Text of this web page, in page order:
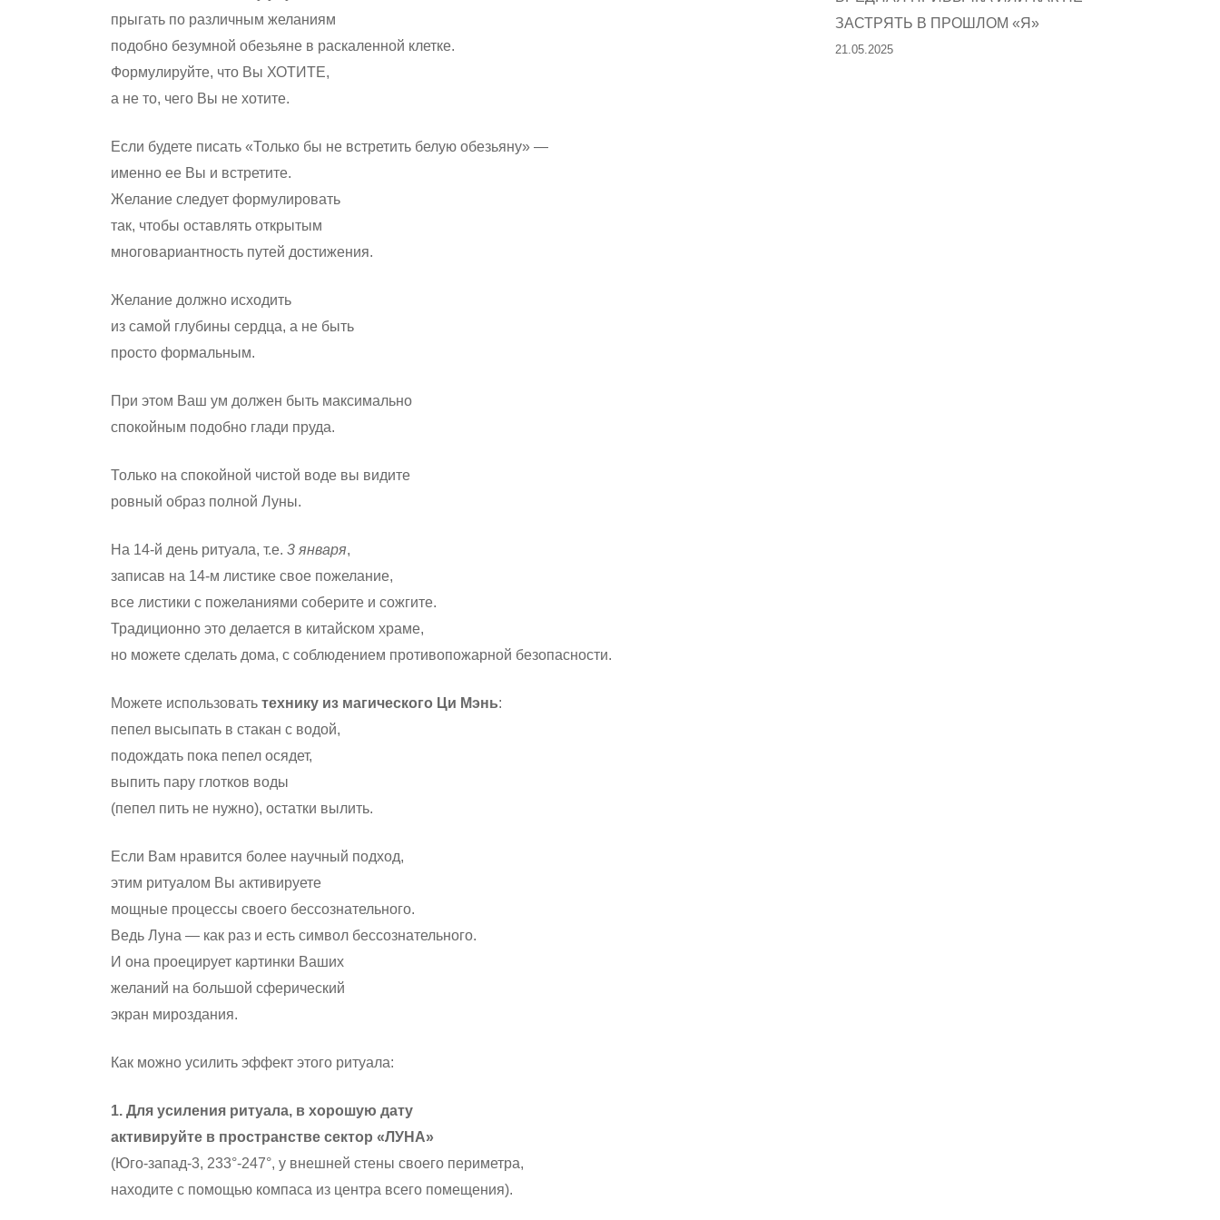
прыгать по различным желаниям
подобно безумной обезьяне в раскаленной клетке.
Формулируйте, что Вы ХОТИТЕ,
а не то, чего Вы не хотите.
Если будете писать «Только бы не встретить белую обезьяну» —
именно ее Вы и встретите.
Желание следует формулировать
так, чтобы оставлять открытым
многовариантность путей достижения.
Желание должно исходить
из самой глубины сердца, а не быть
просто формальным.
При этом Ваш ум должен быть максимально
спокойным подобно глади пруда.
Только на спокойной чистой воде вы видите
ровный образ полной Луны.
На 14-й день ритуала, т.е.3 января,
записав на 14-м листике свое пожелание,
все листики с пожеланиями соберите и сожгите.
Традиционно это делается в китайском храме,
но можете сделать дома, с соблюдением противопожарной безопасности.
Можете использоватьтехнику из магического Ци Мэнь:
пепел высыпать в стакан с водой,
подождать пока пепел осядет,
выпить пару глотков воды
(пепел пить не нужно), остатки вылить.
Если Вам нравится более научный подход,
этим ритуалом Вы активируете
мощные процессы своего бессознательного.
Ведь Луна — как раз и есть символ бессознательного.
И она проецирует картинки Ваших
желаний на большой сферический
экран мироздания.
Как можно усилить эффект этого ритуала:
1. Для усиления ритуала, в хорошую дату
активируйте в пространстве сектор «ЛУНА»
(Юго-запад-3, 233°-247°, у внешней стены своего периметра,
находите с помощью компаса из центра всего помещения).
ЗАСТРЯТЬ В ПРОШЛОМ «Я»
21.05.2025